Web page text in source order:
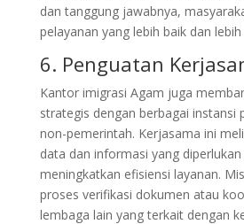
dan tanggung jawabnya,
pelayanan yang lebih baik dan
6. Penguatan
Kantor imigrasi Agam juga
strategis dengan berbagai instansi
non-pemerintah. Kerjasama ini
data dan informasi yang
meningkatkan efisiensi layanan.
proses verifikasi dokumen atau
lembaga lain yang terkait dengan